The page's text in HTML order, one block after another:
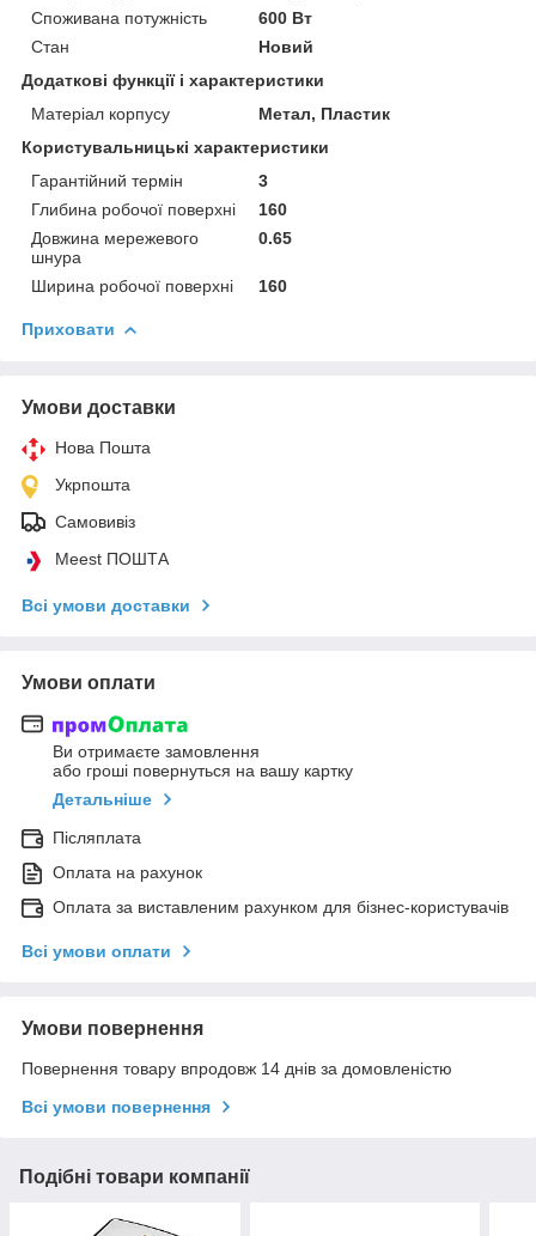
Споживана потужність
600 Вт
Стан
Новий
Додаткові функції і характеристики
Матеріал корпусу
Метал, Пластик
Користувальницькі характеристики
Гарантійний термін
3
Глибина робочої поверхні
160
Довжина мережевого
шнура
0.65
Ширина робочої поверхні 160
Приховати
Умови доставки
Нова Пошта
Укрпошта
Самовивіз
Meest ПОШТА
Всі умови доставки
Умови оплати
Ви отримаєте замовлення
або гроші повернуться на вашу картку
Детальніше
Післяплата
Оплата на рахунок
Оплата за виставленим рахунком для бізнес-користувачів
Всі умови оплати
Умови повернення
Повернення товару впродовж 14 днів за домовленістю
Всі умови повернення
Подібні товари компанії